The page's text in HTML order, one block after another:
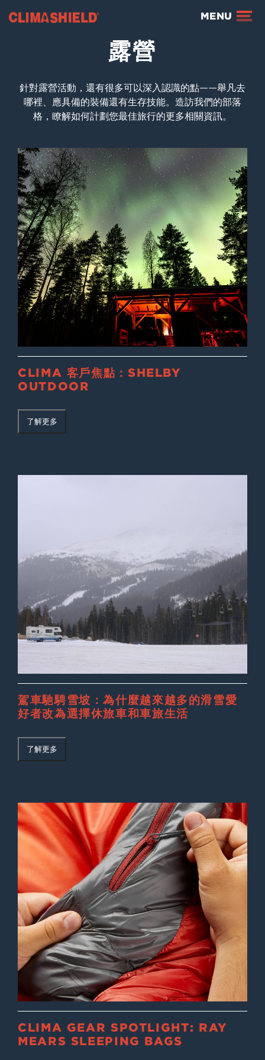
Climashield® MENU
露營
針對露營活動，還有很多可以深入認識的點——舉凡去
哪裡、應具備的裝備還有生存技能。造訪我們的部落
格，瞭解如何計劃您最佳旅行的更多相關資訊。
CLIMA 客戶焦點：SHELBY
OUTDOOR
了解更多
駕車馳騁雪坡：為什麼越來越多的滑雪愛
好者改為選擇休旅車和車旅生活
了解更多
CLIMA GEAR SPOTLIGHT: RAY
MEARS SLEEPING BAGS